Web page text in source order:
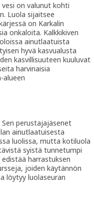
on valunut kohti
Luola sijaitsee
on Karkalin
onkaloita. Kalkkikiven
ainutlaatuista
hyvä kasvualusta
kasvillisuuteen kuuluvat
harvinaisia
alueen
perustajajäsenet
ainutlaatuisesta
luolissa, mutta kotiluola
syistä tunnetumpi
harrastuksen
joiden käytännön
löytyy luolaseuran